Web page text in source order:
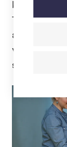
Terapeutit
vähentää